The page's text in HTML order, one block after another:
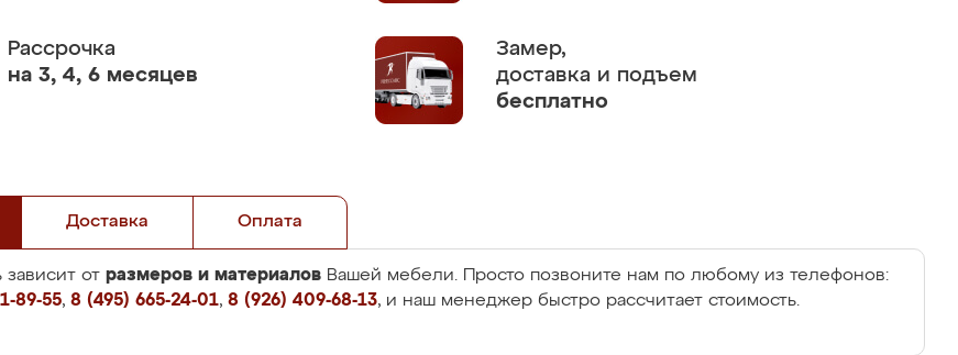
Рассрочка
на 3, 4, 6 месяцев
Замер,
доставка и подъем
бесплатно
Доставка Оплата
зависит от размеров и материалов Вашей мебели. Просто позвоните нам по любому из телефонов:
89-55, 8 (495) 665-24-01, 8 (926) 409-68-13, и наш менеджер быстро рассчитает стоимость.